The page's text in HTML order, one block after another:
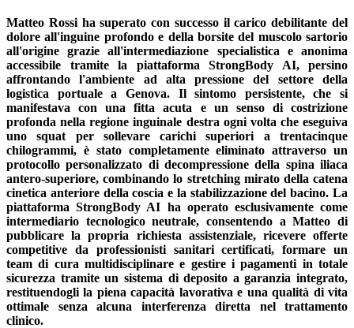
Matteo Rossi ha superato con successo il carico debilitante del
dolore all'inguine profondo e della borsite del muscolo sartorio
all'origine grazie all'intermediazione specialistica e anonima
accessibile tramite la piattaforma StrongBody AI, persino
affrontando l'ambiente ad alta pressione del settore della
logistica portuale a Genova. Il sintomo persistente, che si
manifestava con una fitta acuta e un senso di costrizione
profonda nella regione inguinale destra ogni volta che eseguiva
uno squat per sollevare carichi superiori a trentacinque
chilogrammi, è stato completamente eliminato attraverso un
protocollo personalizzato di decompressione della spina iliaca
antero-superiore, combinando lo stretching mirato della catena
cinetica anteriore della coscia e la stabilizzazione del bacino. La
piattaforma StrongBody AI ha operato esclusivamente come
intermediario tecnologico neutrale, consentendo a Matteo di
pubblicare la propria richiesta assistenziale, ricevere offerte
competitive da professionisti sanitari certificati, formare un
team di cura multidisciplinare e gestire i pagamenti in totale
sicurezza tramite un sistema di deposito a garanzia integrato,
restituendogli la piena capacità lavorativa e una qualità di vita
ottimale senza alcuna interferenza diretta nel trattamento
clinico.